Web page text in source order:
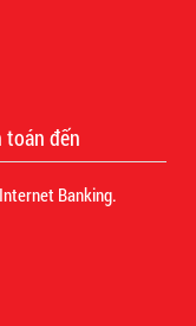
toán đến
Banking.